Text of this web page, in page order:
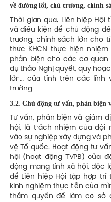
về đường lối, chủ trương, chính
Thời gian qua, Liên hiệp
và điều kiện để chủ động
trương, chính sách lớn cho
thức KHCN thực hiện
phản biện cho các cơ quan
dự thảo Nghị quyết, quy
lớn… của tỉnh trên các lĩnh
trường.
3.2. Chủ động tư vấn, phản biện
Tư vấn, phản biện và giám
hội, là trách nhiệm của đội
vào sự nghiệp xây dựng và
vệ Tổ quốc. Hoạt động tư
hội (hoạt động TVPB) của
động mang tính xã hội, độc
để Liên hiệp Hội tập hợp trí
kinh nghiệm thực tiễn của
thầm quyền để làm cơ sở